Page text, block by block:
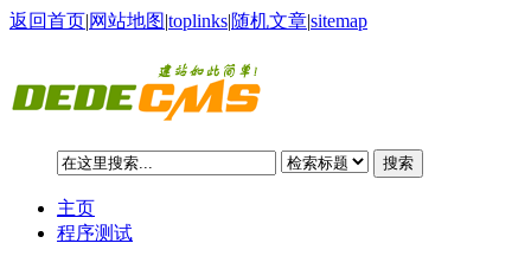
返回首页|网站地图|toplinks|随机文章|sitemap
搜索
主页
程序测试